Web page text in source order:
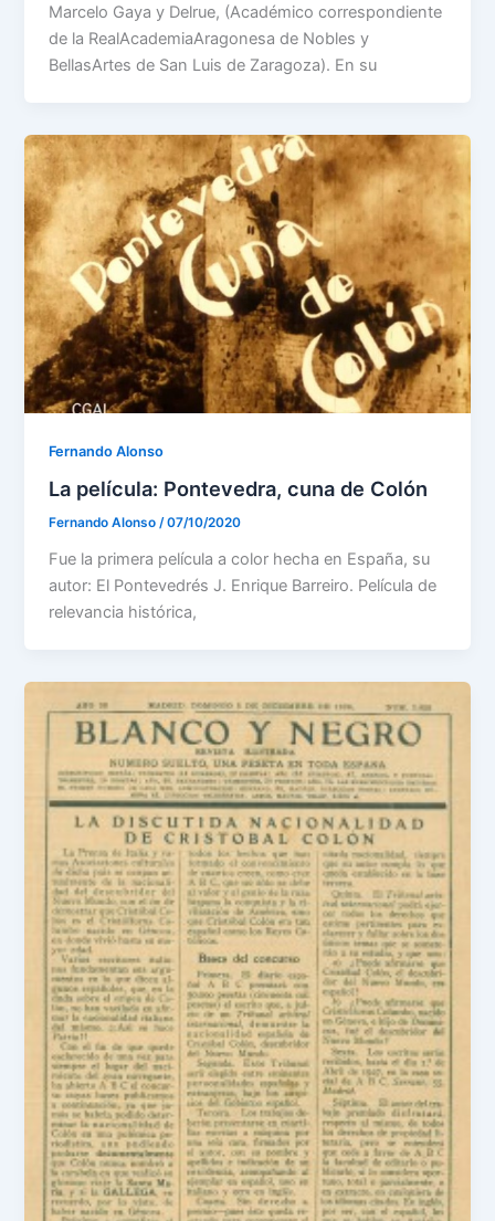
Marcelo Gaya y Delrue, (Académico correspondiente
de la RealAcademiaAragonesa de Nobles y
BellasArtes de San Luis de Zaragoza). En su
Fernando Alonso
La película: Pontevedra, cuna de Colón
Fernando Alonso/07/10/2020
Fue la primera película a color hecha en España, su
autor: El Pontevedrés J. Enrique Barreiro. Película de
relevancia histórica,